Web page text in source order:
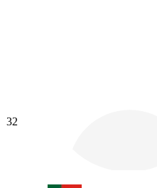
32